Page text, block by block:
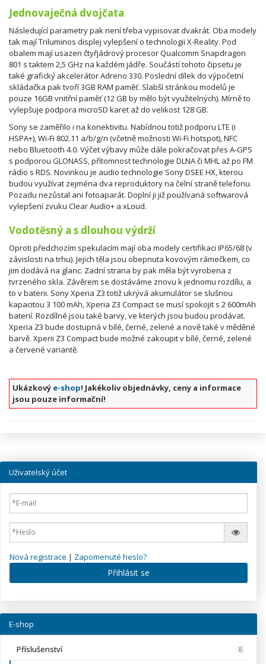
Jednovaječná dvojčata
Následující parametry pak není třeba vypisovat dvakrát. Oba modely
tak mají Triluminos displej vylepšení o technologii X-Reality. Pod
obalem mají usazen čtyřjádrový procesor Qualcomm Snapdragon
801 s taktem 2,5 GHz na každém jádře. Součástí tohoto čipsetu je
také grafický akcelerátor Adreno 330. Poslední dílek do výpočetní
skládačka pak tvoří 3GB RAM paměť. Slabší stránkou modelů je
pouze 16GB vnitřní paměť (12 GB by mělo být využitelných). Mírně to
vylepšuje podpora microSD karet až do velikost 128 GB.
Sony se zaměřilo i na konektivitu. Nabídnou totiž podporu LTE (i
HSPA+), Wi-Fi 802.11 a/b/g/n (včetně možnosti Wi-Fi hotspot), NFC
nebo Bluetooth 4.0. Výčet výbavy může dále pokračovat přes A-GPS
s podporou GLONASS, přítomnost technologie DLNA či MHL až po FM
rádio s RDS. Novinkou je audio technologie Sony DSEE HX, kterou
budou využívat zejména dva reproduktory na čelní straně telefonu.
Pozadu nezůstal ani fotoaparát. Doplní ji již používaná softwarová
vylepšení zvuku Clear Audio+ a xLoud.
Vodotěsný a s dlouhou výdrží
Oproti předchozím spekulacím mají oba modely certifikaci IP65/68 (v
závislosti na trhu). Jejich těla jsou obepnuta kovovým rámečkem, co
jim dodává na glanc. Zadní strana by pak měla být vyrobena z
tvrzeného skla. Závěrem se dostáváme znovu k jednomu rozdílu, a
to v baterii. Sony Xperia Z3 totiž ukrývá akumulátor se slušnou
kapacitou 3 100 mAh, Xperia Z3 Compact se musí spokojit s 2 600mAh
baterií. Rozdílné jsou také barvy, ve kterých jsou budou prodávat.
Xperia Z3 bude dostupná v bílé, černé, zelené a nově také v měděné
barvě. Xperii Z3 Compact bude možné zakoupit v bílé, černé, zelené
a červené variantě.
Ukázkový e-shop! Jakékoliv objednávky, ceny a informace
jsou pouze informační!
Uživatelský účet
Nová registrace | Zapomenuté heslo?
Přihlásit se
E-shop
Příslušenství 8